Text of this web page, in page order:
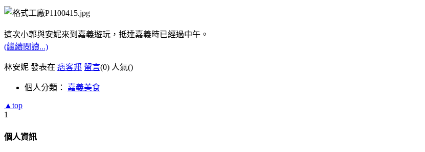
這次小郭與安妮來到嘉義遊玩，抵達嘉義時已經過中午。
(繼續閱讀...)
林安妮 發表在 痞客邦 留言(0) 人氣()
個人分類： 嘉義美食
▲top
1
個人資訊